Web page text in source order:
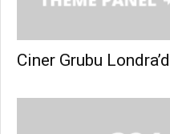
Ciner Grubu